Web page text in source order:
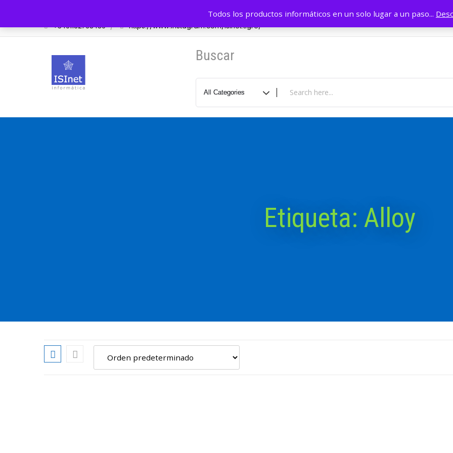
info@isinet.com.ar
11 4749 0884
+5491132768489
https://www.instagram.com/isinet.tigre/
Buscar
Etiqueta: Alloy
Todos los productos informáticos en un solo lugar a un paso...